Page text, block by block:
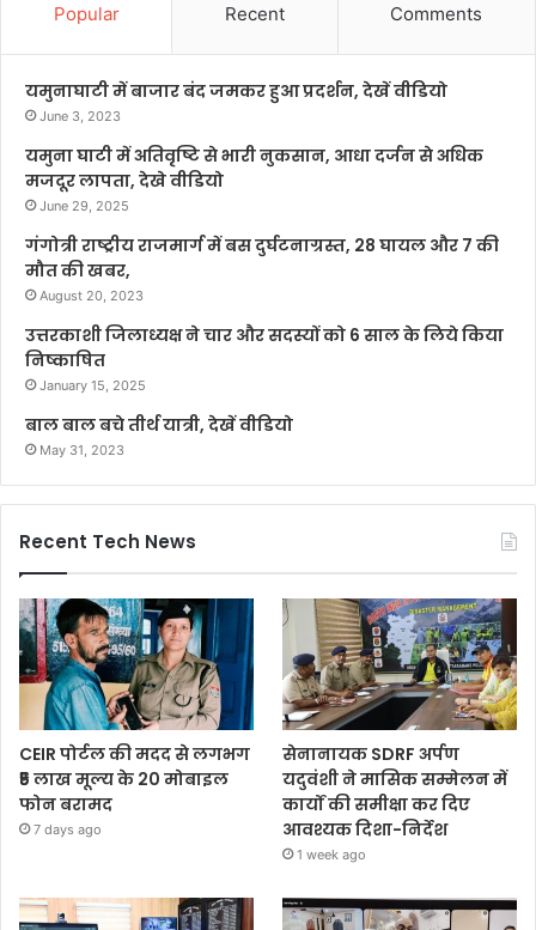
Popular Recent Comments
यमुनाघाटी में बाजार बंद जमकर हुआ प्रदर्शन, देखें वीडियो
June 3, 2023
यमुना घाटी में अतिवृष्टि से भारी नुकसान, आधा दर्जन से अधिक
मजदूर लापता, देखे वीडियो
June 29, 2025
गंगोत्री राष्ट्रीय राजमार्ग में बस दुर्घटनाग्रस्त, 28 घायल और 7 की
मौत की खबर,
August 20, 2023
उत्तरकाशी जिलाध्यक्ष ने चार और सदस्यों को 6 साल के लिये किया
निष्काषित
January 15, 2025
बाल बाल बचे तीर्थ यात्री, देखें वीडियो
May 31, 2023
Recent Tech News
CEIR पोर्टल की मदद से लगभग
₹5 लाख मूल्य के 20 मोबाइल
फोन बरामद
7 days ago
सेनानायक SDRF अर्पण
यदुवंशी ने मासिक सम्मेलन में
कार्यों की समीक्षा कर दिए
आवश्यक दिशा-निर्देश
1 week ago